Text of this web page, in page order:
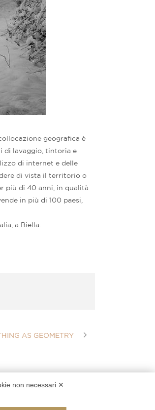
geografica è
di lavaggio, tintoria e
di internet e delle
di vista il territorio o
più di 40 anni, in qualità
in più di 100 paesi,
a Biella.
AS GEOMETRY
non necessari ✕